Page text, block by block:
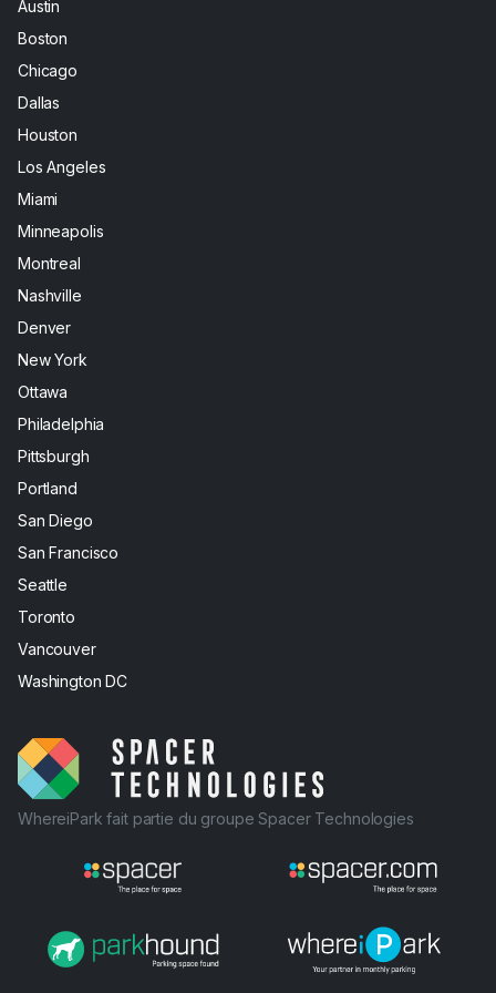
Austin
Boston
Chicago
Dallas
Houston
Los Angeles
Miami
Minneapolis
Montreal
Nashville
Denver
New York
Ottawa
Philadelphia
Pittsburgh
Portland
San Diego
San Francisco
Seattle
Toronto
Vancouver
Washington DC
WhereiPark fait partie du groupe Spacer Technologies